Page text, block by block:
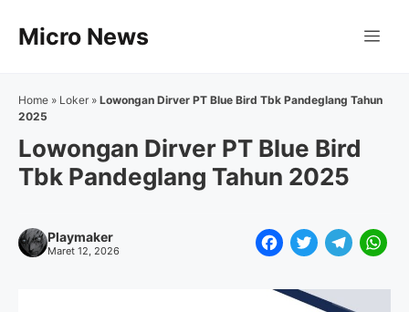
Micro News
Home » Loker » Lowongan Dirver PT Blue Bird Tbk Pandeglang Tahun
2025
Lowongan Dirver PT Blue Bird
Tbk Pandeglang Tahun 2025
Playmaker
Maret 12, 2026
F
T
i
T
l
W